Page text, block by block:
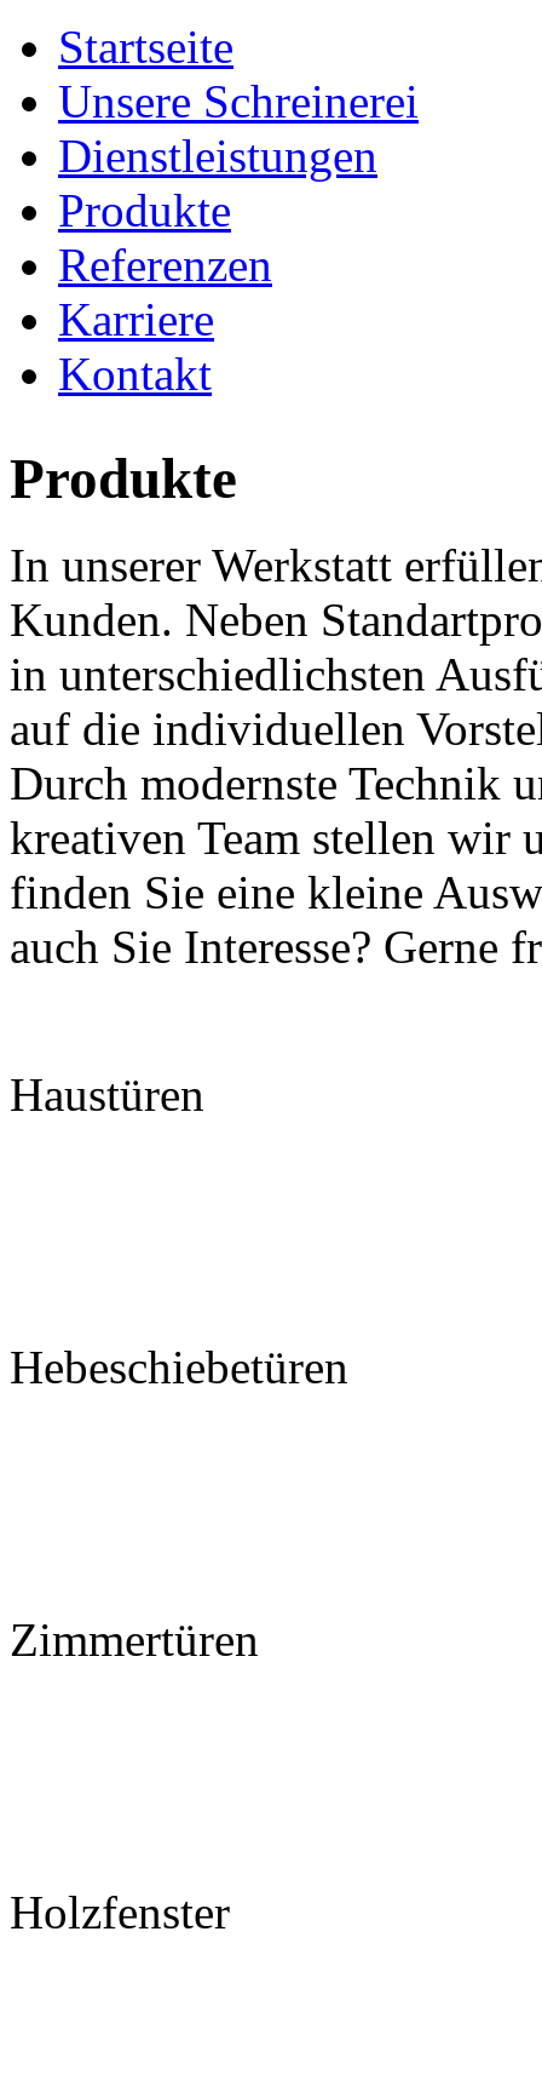
Startseite
Unsere Schreinerei
Dienstleistungen
Produkte
Referenzen
Karriere
Kontakt
Produkte
In unserer Werkstatt
Kunden. Neben
in unterschiedlichsten
auf die individuellen
Durch modernste Technik
kreativen Team stellen wir
finden Sie eine kleine
auch Sie Interesse? Gerne
Haustüren
Hebeschiebetüren
Zimmertüren
Holzfenster